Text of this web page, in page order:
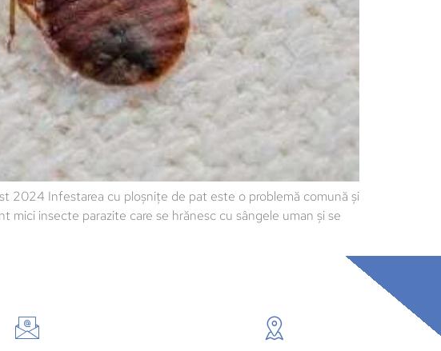
2024 Infestarea cu ploșnițe de pat este o problemă comună și
insecte parazite care se hrănesc cu sângele uman și se